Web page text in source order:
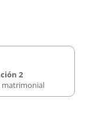
2
matrimonial